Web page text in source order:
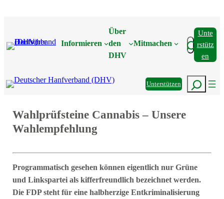
Informieren
Über
den
DHV
Mitmachen Suchen
Unte
Rstütz
En
UnterstützenSuchen
Wahlprüfsteine Cannabis – Unsere
Wahlempfehlung
Programmatisch gesehen können eigentlich nur Grüne
und Linkspartei als kifferfreundlich bezeichnet werden.
Die FDP steht für eine halbherzige Entkriminalisierung